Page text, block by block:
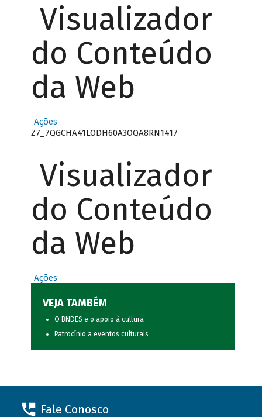
Visualizador
do Conteúdo
da Web
Ações
Z7_7QGCHA41LODH60A3OQA8RN1417
Visualizador
do Conteúdo
da Web
Ações
VEJA TAMBÉM
O BNDES e o apoio à cultura
Patrocínio a eventos culturais
Fale Conosco